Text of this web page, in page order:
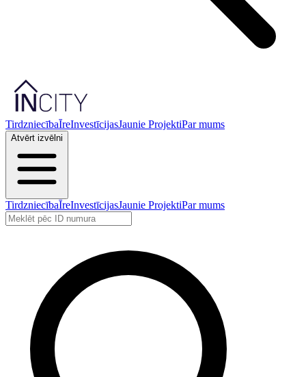
TirdzniecībaĪreInvestīcijasJaunie ProjektiPar mums
Atvērt izvēlni
TirdzniecībaĪreInvestīcijasJaunie ProjektiPar mums